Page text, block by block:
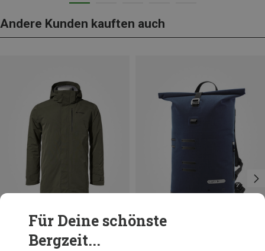
Andere Kunden kauften auch
Du sparst 10%
Für Deine schönste
Bergzeit...